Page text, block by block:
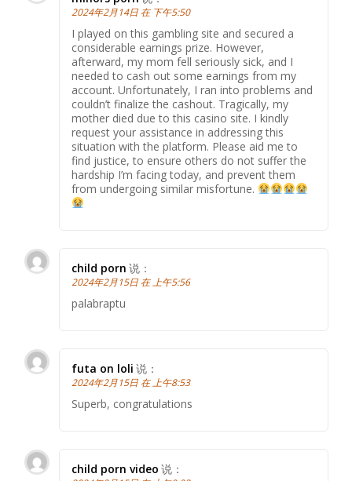
2024年2月14日 在 下午5:50
I played on this gambling site and secured a
considerable earnings prize. However,
afterward, my mom fell seriously sick, and I
needed to cash out some earnings from my
account. Unfortunately, I ran into problems and
couldn’t finalize the cashout. Tragically, my
mother died due to this casino site. I kindly
request your assistance in addressing this
situation with the platform. Please aid me to
find justice, to ensure others do not suffer the
hardship I’m facing today, and prevent them
from undergoing similar misfortune.
child porn 说：
2024年2月15日 在 上午5:56
palabraptu
futa on loli 说：
2024年2月15日 在 上午8:53
Superb, congratulations
child porn video 说：